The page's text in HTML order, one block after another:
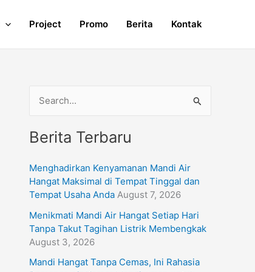
Project Promo Berita Kontak
a
c
h
f
o
r
:
Berita Terbaru
Menghadirkan Kenyamanan Mandi Air
Hangat Maksimal di Tempat Tinggal dan
Tempat Usaha Anda August 7, 2026
Menikmati Mandi Air Hangat Setiap Hari
Tanpa Takut Tagihan Listrik Membengkak
August 3, 2026
Mandi Hangat Tanpa Cemas, Ini Rahasia